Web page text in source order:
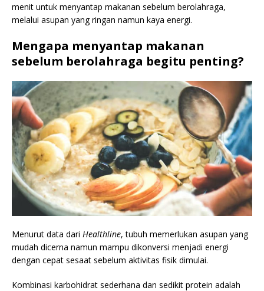
menit untuk menyantap makanan sebelum berolahraga,
melalui asupan yang ringan namun kaya energi.
Mengapa menyantap makanan
sebelum berolahraga begitu penting?
Menurut data dari Healthline, tubuh memerlukan asupan yang
mudah dicerna namun mampu dikonversi menjadi energi
dengan cepat sesaat sebelum aktivitas fisik dimulai.
Kombinasi karbohidrat sederhana dan sedikit protein adalah